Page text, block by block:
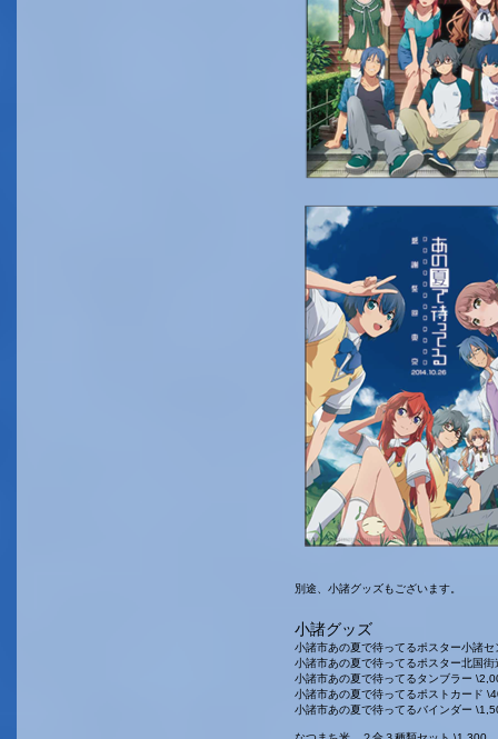
別途、小諸グッズもございます。
小諸グッズ
小諸市あの夏で待ってるポスター小諸
小諸市あの夏で待ってるポスター北国
小諸市あの夏で待ってるタンブラー
小諸市あの夏で待ってるポストカード
小諸市あの夏で待ってるバインダー